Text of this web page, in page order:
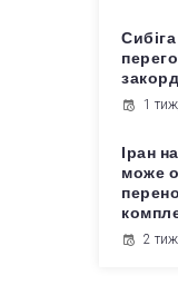
1
Іран
може
2